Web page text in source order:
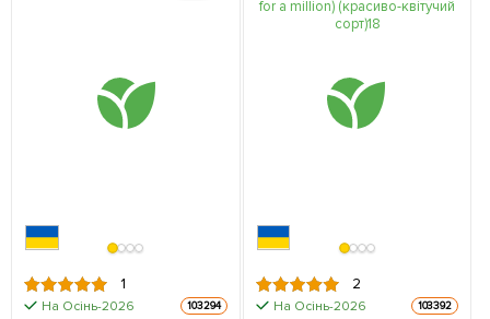
1
На Осінь-2026 103294
2
На Осінь-2026 103392